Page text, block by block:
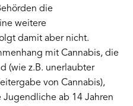
die
weitere
damit aber nicht.
mit Cannabis, die
(wie z.B. unerlaubter
von Cannabis),
ab 14 Jahren